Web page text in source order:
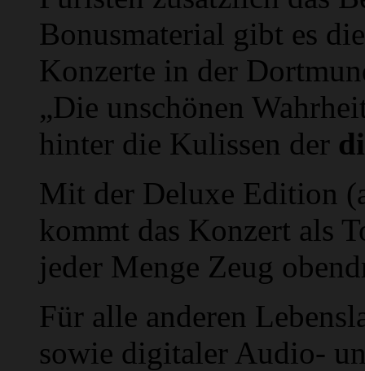
Bonusmaterial gibt es
Konzerte in der
„Die unschönen
hinter die Kulissen der
Mit der Deluxe Edition
kommt das Konzert als
jeder Menge Zeug
Für alle anderen
sowie digitaler Audio-